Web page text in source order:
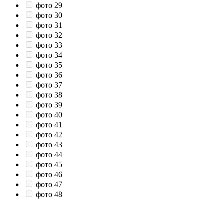
фото 29
фото 30
фото 31
фото 32
фото 33
фото 34
фото 35
фото 36
фото 37
фото 38
фото 39
фото 40
фото 41
фото 42
фото 43
фото 44
фото 45
фото 46
фото 47
фото 48